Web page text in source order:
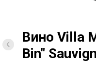
Вино Villa
Bin"